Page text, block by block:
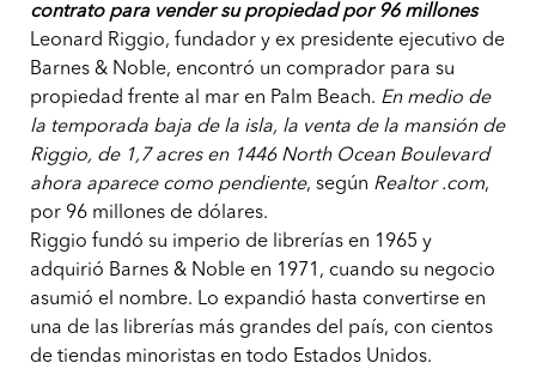
contrato para vender su propiedad por 96 millones
Leonard Riggio, fundador y ex presidente ejecutivo de
Barnes & Noble, encontró un comprador para su
propiedad frente al mar en Palm Beach. En medio de
la temporada baja de la isla, la venta de la mansión de
Riggio, de 1,7 acres en 1446 North Ocean Boulevard
ahora aparece como pendiente, según Realtor .com,
por 96 millones de dólares.
Riggio fundó su imperio de librerías en 1965 y
adquirió Barnes & Noble en 1971, cuando su negocio
asumió el nombre. Lo expandió hasta convertirse en
una de las librerías más grandes del país, con cientos
de tiendas minoristas en todo Estados Unidos.